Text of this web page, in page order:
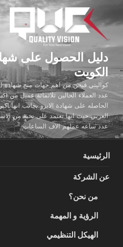
المحتوى
دليل الحصول على
الكويت
كواليتي فيجن من اهم جهات منح شهادة
عدد العملاء الحالين ثلاثمائة عميل من
الحاصله على شهادة الايزو بجانب انها
العربي حيث انها تعتمد على نخبة من
عدد ساعه عملهم الاف الساعات
الرئيسية
عن الشركة
من نحن؟
الرؤية و المهمة
الهيكل التنظيمي